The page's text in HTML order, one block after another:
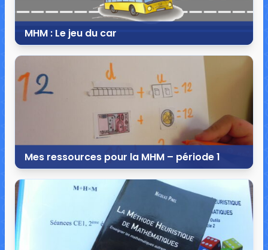
MHM : Le jeu du car
23 septembre 2018
30 commentaires
90 095 vues
Mes ressources pour la MHM – période 1
17 juillet 2018
71 commentaires
374 785 vues